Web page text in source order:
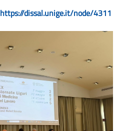
https://dissal.unige.it/node/4311